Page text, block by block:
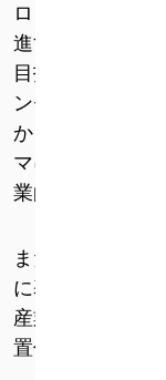
ロッパの産業や
進するための交
目指します。グ
ンセプトのデモ
から生み出され
マには、長期輸
業的利用のため
また、In-Situ
に基づいて強力
産業を台頭する
置付けることを